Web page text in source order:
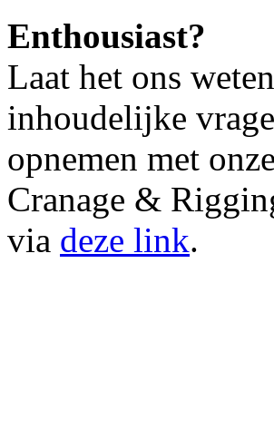
Enthousiast?
Laat het ons
inhoudelijke
opnemen met
Cranage &
via deze link.